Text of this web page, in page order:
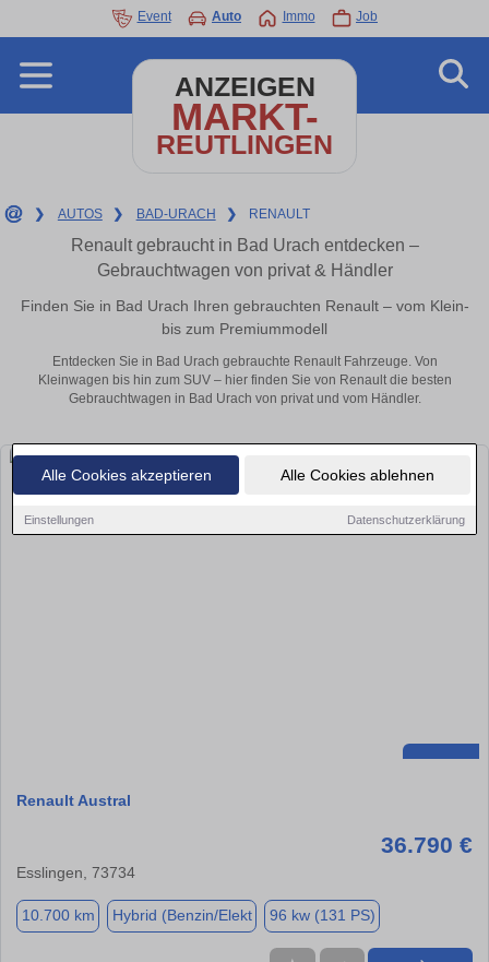
Alle Cookies akzeptieren Alle Cookies ablehnen
Einstellungen Datenschutzerklärung
Event Auto Immo Job
ANZEIGEN
MARKT-
REUTLINGEN
❯ AUTOS ❯ BAD-URACH ❯ RENAULT
Renault gebraucht in Bad Urach entdecken –
Gebrauchtwagen von privat & Händler
Finden Sie in Bad Urach Ihren gebrauchten Renault – vom Klein-
bis zum Premiummodell
Entdecken Sie in Bad Urach gebrauchte Renault Fahrzeuge. Von
Kleinwagen bis hin zum SUV – hier finden Sie von Renault die besten
Gebrauchtwagen in Bad Urach von privat und vom Händler.
Renault Austral
36.790 €
Esslingen, 73734
10.700 km Hybrid (Benzin/Elekt 96 kw (131 PS)